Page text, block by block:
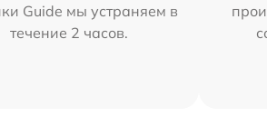
Guide мы устраняем в
течение 2 часов.